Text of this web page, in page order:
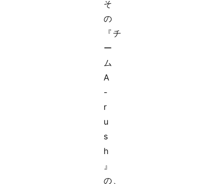
そ
の
『チ
ー
ム
A
-
r
u
s
h
』
の、